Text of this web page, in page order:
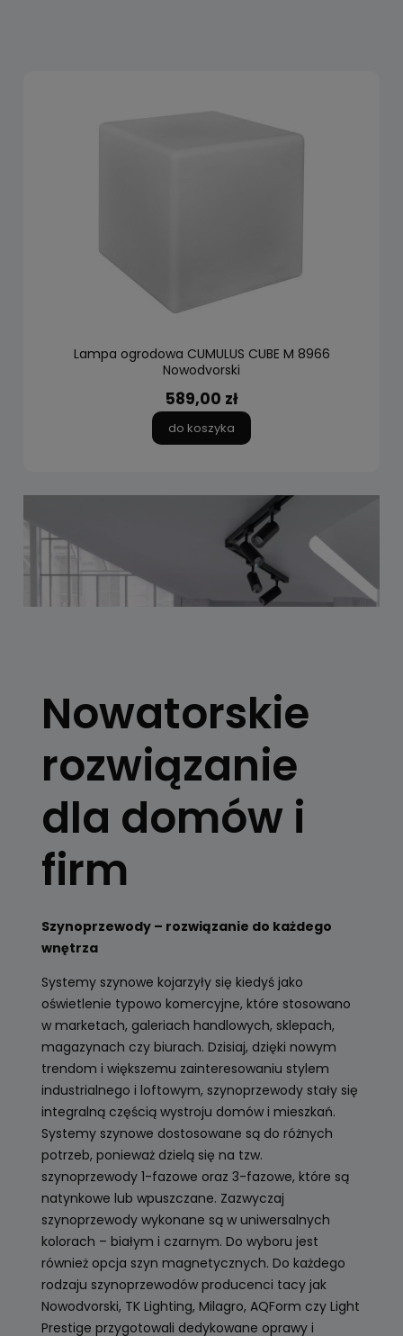
Lampa ogrodowa CUMULUS CUBE M 8966
Nowodvorski
589,00 zł
do koszyka
Skorzystaj z
Zobacz
Nowatorskie
rozwiązanie
dla domów i
firm
Szynoprzewody – rozwiązanie do każdego
wnętrza
Systemy szynowe kojarzyły się kiedyś jako
oświetlenie typowo komercyjne, które stosowano
w marketach, galeriach handlowych, sklepach,
magazynach czy biurach. Dzisiaj, dzięki nowym
trendom i większemu zainteresowaniu stylem
industrialnego i loftowym, szynoprzewody stały się
integralną częścią wystroju domów i mieszkań.
Systemy szynowe dostosowane są do różnych
potrzeb, ponieważ dzielą się na tzw.
szynoprzewody 1-fazowe oraz 3-fazowe, które są
natynkowe lub wpuszczane. Zazwyczaj
szynoprzewody wykonane są w uniwersalnych
kolorach – białym i czarnym. Do wyboru jest
również opcja szyn magnetycznych. Do każdego
rodzaju szynoprzewodów producenci tacy jak
Nowodvorski, TK Lighting, Milagro, AQForm czy Light
Prestige przygotowali dedykowane oprawy i